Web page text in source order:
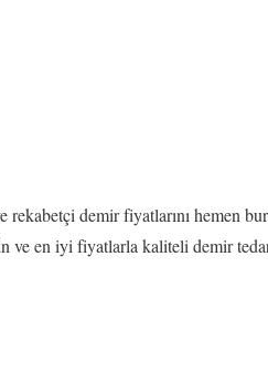
rekabetçi demir fiyatlarını hemen
ve en iyi fiyatlarla kaliteli demir